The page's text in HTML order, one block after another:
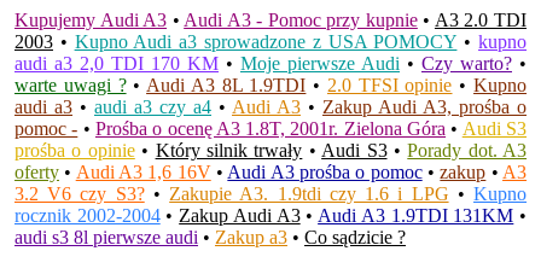
Kupujemy Audi A3 • Audi A3 - Pomoc przy kupnie• A3 2.0 TDI
2003 • Kupno Audi a3 sprowadzone z USA POMOCY •kupno
audi a3 2,0 TDI 170 KM • Moje pierwsze Audi • Czy warto? •
warte uwagi ?• Audi A3 8L 1.9TDI • 2.0 TFSI opinie •Kupno
audi a3 • audi a3 czy a4 • Audi A3 • Zakup Audi A3, prośba o
pomoc - • Prośba o ocenę A3 1.8T, 2001r. Zielona Góra • Audi S3
prośba o opinie• Który silnik trwały • Audi S3•Porady dot. A3
oferty • Audi A3 1,6 16V• Audi A3 prośba o pomoc•zakup • A3
3.2 V6 czy S3?• Zakupie A3. 1.9tdi czy 1.6 i LPG •Kupno
rocznik 2002-2004• Zakup Audi A3• Audi A3 1.9TDI 131KM •
audi s3 8l pierwsze audi • Zakup a3 • Co sądzicie ?